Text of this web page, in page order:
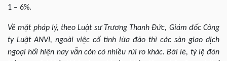
1 – 6%.
Về mặt pháp lý, theo Luật sư Trương Thanh Đức, Giám đốc Công
ty Luật ANVI, ngoài việc cố tình lừa đảo thì các sàn giao dịch
ngoại hối hiện nay vẫn còn có nhiều rủi ro khác. Bởi lẽ, tỷ lệ đòn